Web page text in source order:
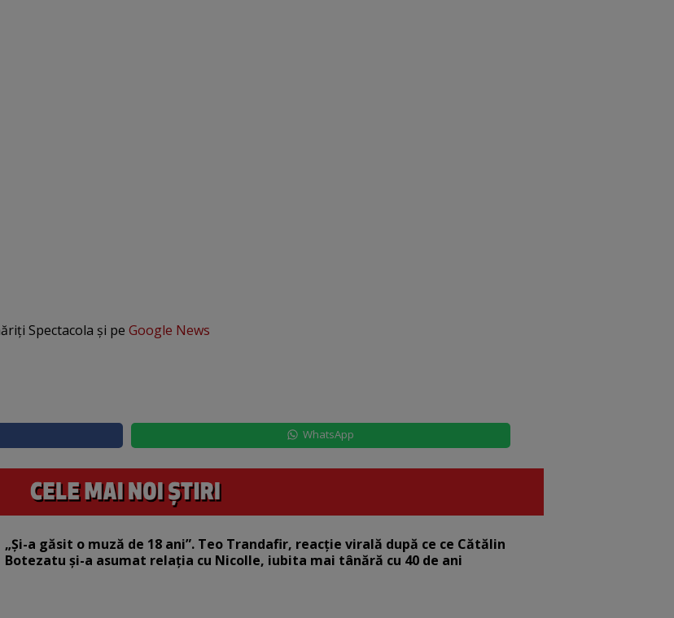
Spectacola și pe Google News
WhatsApp
„Și-a găsit o muză de 18 ani”. Teo Trandafir, reacție virală după ce ce Cătălin
Botezatu și-a asumat relația cu Nicolle, iubita mai tânără cu 40 de ani